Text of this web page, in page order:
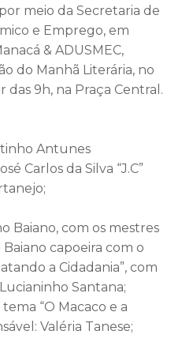
meio da Secretaria de
e Emprego, em
& ADUSMEC,
do Manhã Literária, no
das 9h, na Praça Central.
Antunes
Carlos da Silva “J.C”
Baiano, com os mestres
capoeira com o
a Cidadania”, com
Santana;
“O Macaco e a
Valéria Tanese;